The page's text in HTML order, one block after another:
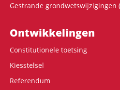
Gestrande grondwetswijzigingen
Ontwikke­lingen
Constitutionele toetsing
Kiesstelsel
Referendum